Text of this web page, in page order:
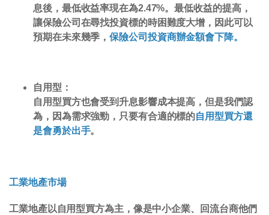
息後，最低收益率現在為2.47%。最低收益的提高，
讓保險公司在尋找投資標的時困難度大增，因此可以
預期在未來幾季，保險公司投資商辦金額會下降。
自用型：
自用型買方也會受到升息影響成本提高，但是我們認
為，因為需求強勁，只要有合適的標的自用型買方還
是會勇於出手。
工業地產市場
工業地產以自用型買方為主，像是中小企業、回流台商他們